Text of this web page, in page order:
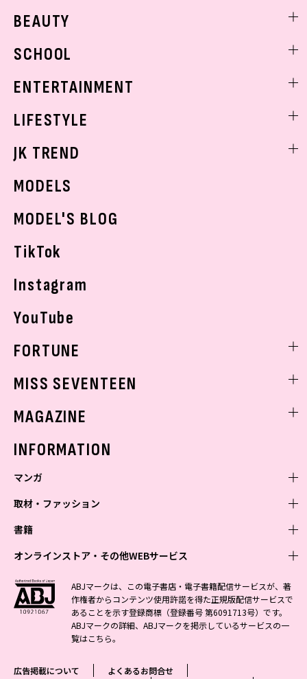
着回し
BEAUTY
ベストコスメ
ボディケア
SCHOOL
学校ヘアメイク
ENTERTAINMENT
K-POP
LIFESTYLE
モデルの購入品
JK TREND
MODELS
MODEL'S BLOG
TikTok
Instagram
YouTube
FORTUNE
MISS SEVENTEEN
MAGAZINE
INFORMATION
マンガ
少年マンガ
Vジャンプ
最強ジャンプ
少年ジャンプ+
ジャンプTOON
ジャンプルーキー！
青年マンガ
ZEBRACK
S-MANGA
集英社ジャンプリミックス
週刊ヤングジャンプ
少女マンガ
ZEBRACK
S-MANGA
集英社コミック文庫
女性マンガ
ジャンプTOON
集英社コミック文庫
取材・ファッション
ファッション・美容
BAILA
MAQUIA
eclat
芸能・情報・スポーツ
週プレNEWS
週プレ グラジャパ!
書籍
文芸・文庫・総合
小説すばる
集英社 文芸ステーション
web 集英社文庫
学芸・ノンフィクション・新書
1日5分で、明日は変わる よみタイ yomitai
集英社学芸部 - 学芸・ノンフィクション
集英社ビジネス書
ライトノベル・ノベライズ
集英社オレンジ文庫
JUMP j-BOOKS
ダッシュエックス文庫公式サイト
集英社の児童図書 S-KIDS.LAND
オンラインストア・その他WEBサービス
オンラインストア
OTO
SHUEISHA MANGA-ART HERITAGE
ジャンプキャラクターズストア
HAPPY PLUS STORE
その他WEBサービス
集英社アドナビ
集英社エディターズ・ラボ
ABJマークは、この電子書店・電子書籍配信サービスが、著
作権者からコンテンツ使用許諾を得た正規版配信サービスで
あることを示す登録商標（登録番号 第6091713号）です。
ABJマークの詳細、ABJマークを掲示しているサービスの一
覧はこちら。
広告掲載について
よくあるお問合せ